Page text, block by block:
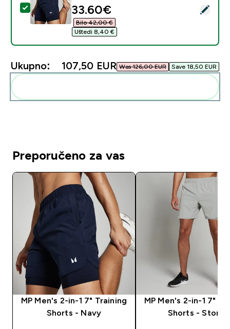
Odaberi ovaj proizvod - MP Men's 2-in-1 7" Training
discounted price
33.60€‎
Bilo 42,00 €‎
Uštedi 8,40 €‎
Ukupno: 107,50 EUR‎ Was 126,00 EUR‎ Save 18,50 EUR‎
Preporučeno za vas
MP Men's 2-in-1 7" Training
Shorts - Navy
MP Men's 2-in-1 7"
Shorts - Storm